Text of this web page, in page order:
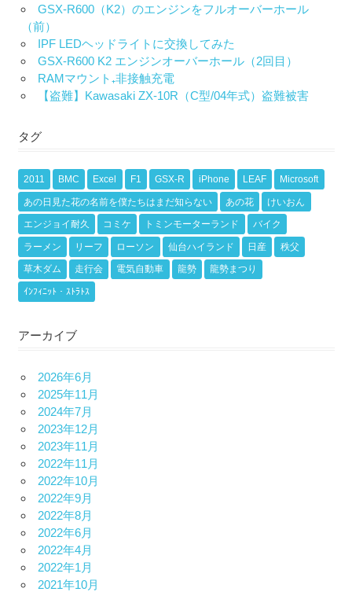
GSX-R600（K2）のエンジンをフルオーバーホール
（前）
IPF LEDヘッドライトに交換してみた
GSX-R600 K2 エンジンオーバーホール（2回目）
RAMマウント₊非接触充電
【盗難】Kawasaki ZX-10R（C型/04年式）盗難被害
タグ
2011 BMC Excel F1 GSX-R iPhone LEAF Microsoft
あの日見た花の名前を僕たちはまだ知らない あの花 けいおん
エンジョイ耐久 コミケ トミンモーターランド バイク
ラーメン リーフ ローソン 仙台ハイランド 日産 秩父
草木ダム 走行会 電気自動車 龍勢 龍勢まつり
ｲﾝﾌｨﾆｯﾄ・ｽﾄﾗﾄｽ
アーカイブ
2026年6月
2025年11月
2024年7月
2023年12月
2023年11月
2022年11月
2022年10月
2022年9月
2022年8月
2022年6月
2022年4月
2022年1月
2021年10月